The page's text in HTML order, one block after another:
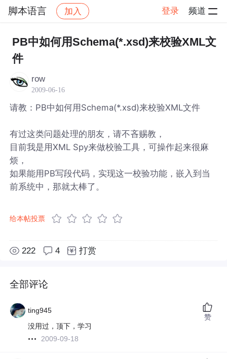
脚本语言 加入 登录 频道
社区 脚本语言 帖子详情
PB中如何用Schema(*.xsd)来校验XML文
件
row
2009-06-16
请教：PB中如何用Schema(*.xsd)来校验XML文件
有过这类问题处理的朋友，请不吝赐教，
目前我是用XML Spy来做校验工具，可操作起来很麻
烦，
如果能用PB写段代码，实现这一校验功能，嵌入到当
前系统中，那就太棒了。
给本帖投票
222 4 打赏
全部评论
ting945
没用过，顶下，学习
2009-09-18
赞